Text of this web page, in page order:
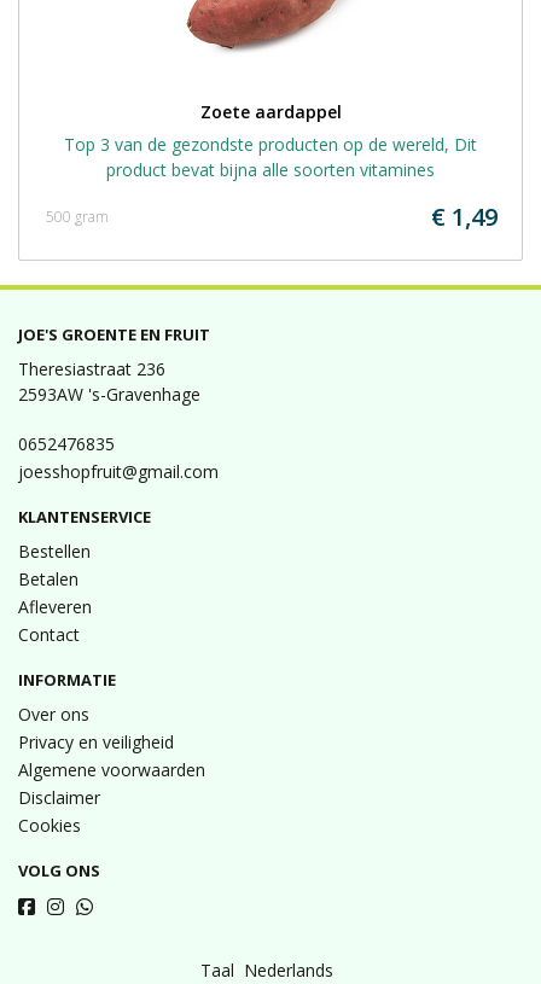
Zoete aardappel
Top 3 van de gezondste producten op de wereld, Dit
product bevat bijna alle soorten vitamines
€ 1,49
500 gram
JOE'S GROENTE EN FRUIT
Theresiastraat 236
2593AW 's-Gravenhage
0652476835
joesshopfruit@gmail.com
KLANTENSERVICE
Bestellen
Betalen
Afleveren
Contact
INFORMATIE
Over ons
Privacy en veiligheid
Algemene voorwaarden
Disclaimer
Cookies
VOLG ONS
Taal